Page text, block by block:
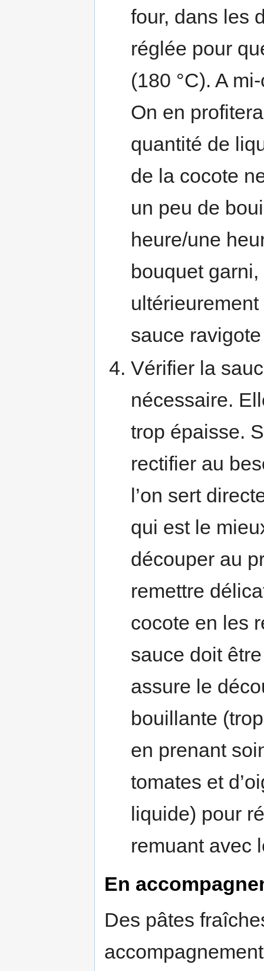
four, dans les
réglée pour
(180 °C). A
On en
quantité de
de la cocote
un peu de
heure/une
bouquet
sauce
Vérifier la
nécessaire.
trop épaisse.
rectifier au
l’on sert
qui est le
découper au
remettre
cocote en les
sauce doit
assure le
bouillante
en prenant
tomates et
liquide) pour
remuant avec
En
Des pâtes